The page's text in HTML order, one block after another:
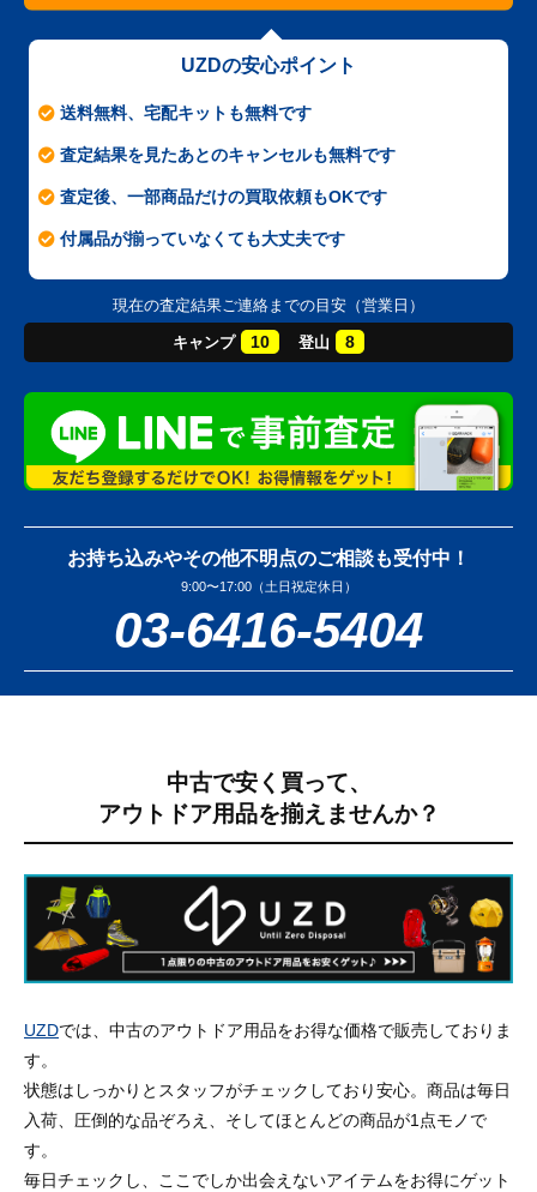
UZDの安心ポイント
送料無料、宅配キットも無料です
査定結果を見たあとのキャンセルも無料です
査定後、一部商品だけの買取依頼もOKです
付属品が揃っていなくても大丈夫です
現在の査定結果ご連絡までの目安（営業日）
キャンプ 10 登山 8
お持ち込みやその他不明点のご相談も受付中！
9:00〜17:00（土日祝定休日）
03-6416-5404
中古で安く買って、
アウトドア用品を揃えませんか？
UZDでは、中古のアウトドア用品をお得な価格で販売しておりま
す。
状態はしっかりとスタッフがチェックしており安心。商品は毎日
入荷、圧倒的な品ぞろえ、そしてほとんどの商品が1点モノで
す。
毎日チェックし、ここでしか出会えないアイテムをお得にゲット